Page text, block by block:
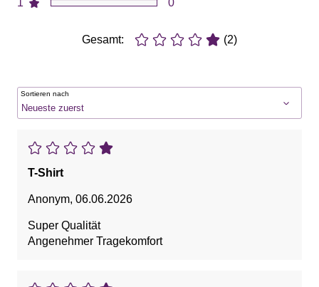
1
0
Gesamt: (2)
Sortieren nach
T-Shirt
Anonym, 06.06.2026
Super Qualität
Angenehmer Tragekomfort